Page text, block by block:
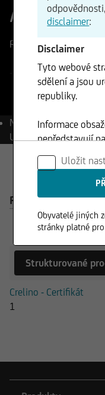
America
Referenční cena -Změna
Název
United States of
PRODUKTY
Produkty k
States of
Strukturované
Crelino - Certifikát
1
odpovědnosti,
disclaimer:
Disclaimer
Tyto webové
sdělení a jsou
republiky.
Informace
nepředstavují
prodeji cenných
žádné
Uložit
Obyvatelé jiných
stránky platné